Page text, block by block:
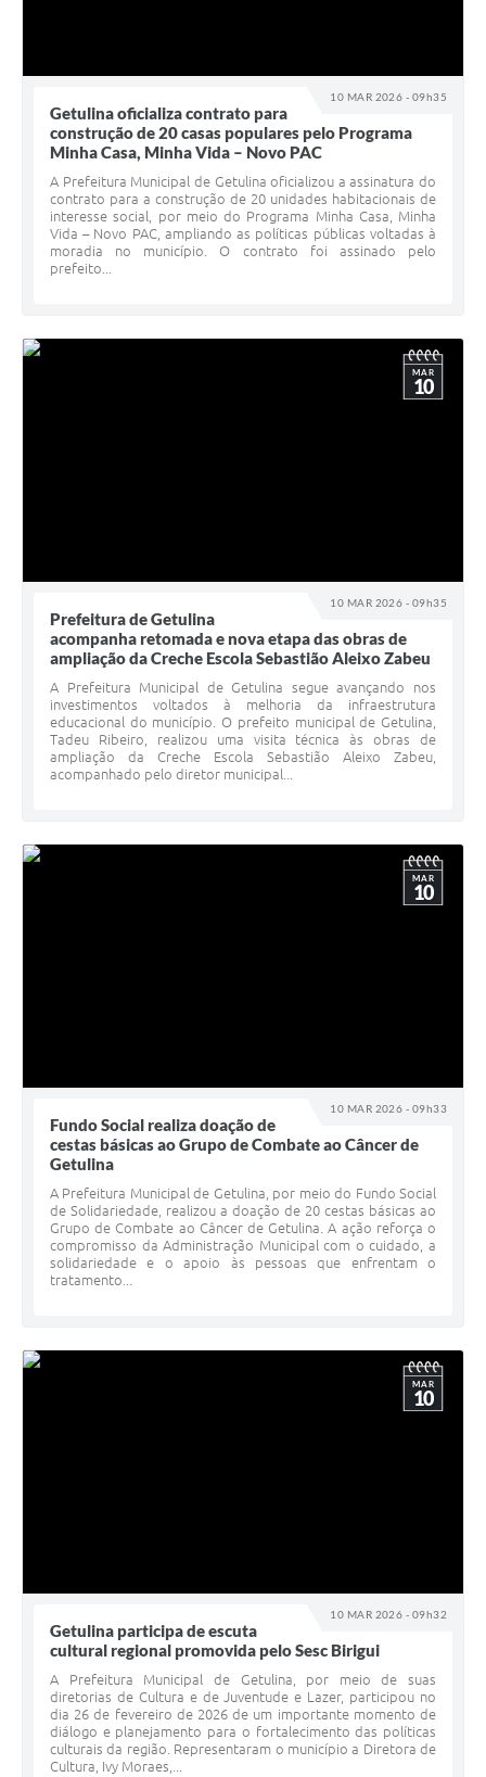
10 MAR 2026 - 09h35
Getulina oficializa contrato para
construção de 20 casas populares pelo Programa
Minha Casa, Minha Vida – Novo PAC
A Prefeitura Municipal de Getulina oficializou a assinatura do
contrato para a construção de 20 unidades habitacionais de
interesse social, por meio do Programa Minha Casa, Minha
Vida – Novo PAC, ampliando as políticas públicas voltadas à
moradia no município. O contrato foi assinado pelo
prefeito...
10 MAR 2026 - 09h35
MAR
10
Prefeitura de Getulina
acompanha retomada e nova etapa das obras de
ampliação da Creche Escola Sebastião Aleixo Zabeu
A Prefeitura Municipal de Getulina segue avançando nos
investimentos voltados à melhoria da infraestrutura
educacional do município. O prefeito municipal de Getulina,
Tadeu Ribeiro, realizou uma visita técnica às obras de
ampliação da Creche Escola Sebastião Aleixo Zabeu,
acompanhado pelo diretor municipal...
10 MAR 2026 - 09h33
MAR
10
Fundo Social realiza doação de
cestas básicas ao Grupo de Combate ao Câncer de
Getulina
A Prefeitura Municipal de Getulina, por meio do Fundo Social
de Solidariedade, realizou a doação de 20 cestas básicas ao
Grupo de Combate ao Câncer de Getulina. A ação reforça o
compromisso da Administração Municipal com o cuidado, a
solidariedade e o apoio às pessoas que enfrentam o
tratamento...
10 MAR 2026 - 09h32
MAR
10
Getulina participa de escuta
cultural regional promovida pelo Sesc Birigui
A Prefeitura Municipal de Getulina, por meio de suas
diretorias de Cultura e de Juventude e Lazer, participou no
dia 26 de fevereiro de 2026 de um importante momento de
diálogo e planejamento para o fortalecimento das políticas
culturais da região. Representaram o município a Diretora de
Cultura, Ivy Moraes,...